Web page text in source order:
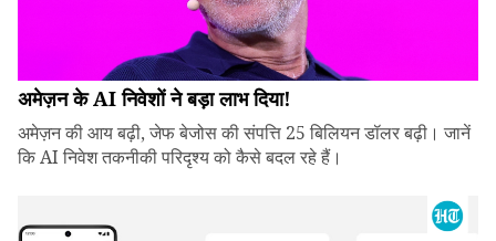
अमेज़न के AI निवेशों ने बड़ा लाभ दिया!
अमेज़न की आय बढ़ी, जेफ बेजोस की संपत्ति 25 बिलियन डॉलर बढ़ी। जानें
कि AI निवेश तकनीकी परिदृश्य को कैसे बदल रहे हैं।